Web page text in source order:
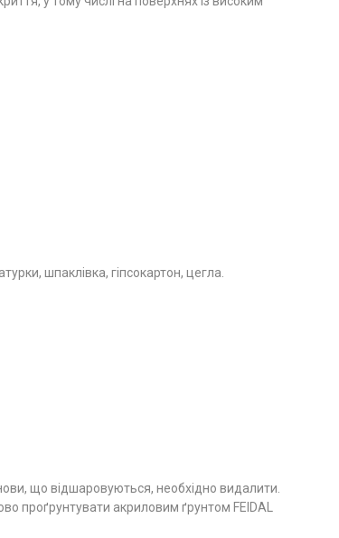
шпаклівка, гіпсокартон, цегла.
що відшаровуються, необхідно видалити.
проґрунтувати акриловим ґрунтом FEIDAL